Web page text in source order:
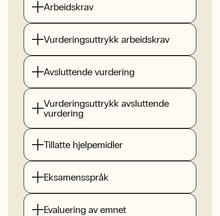
Arbeidskrav
Vurderingsuttrykk arbeidskrav
Avsluttende vurdering
Vurderingsuttrykk avsluttende
vurdering
Tillatte hjelpemidler
Eksamensspråk
Evaluering av emnet